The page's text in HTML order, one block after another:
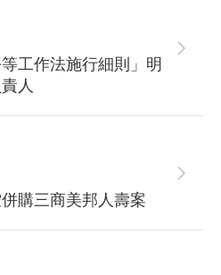
工作法施行細則」明
人
購三商美邦人壽案